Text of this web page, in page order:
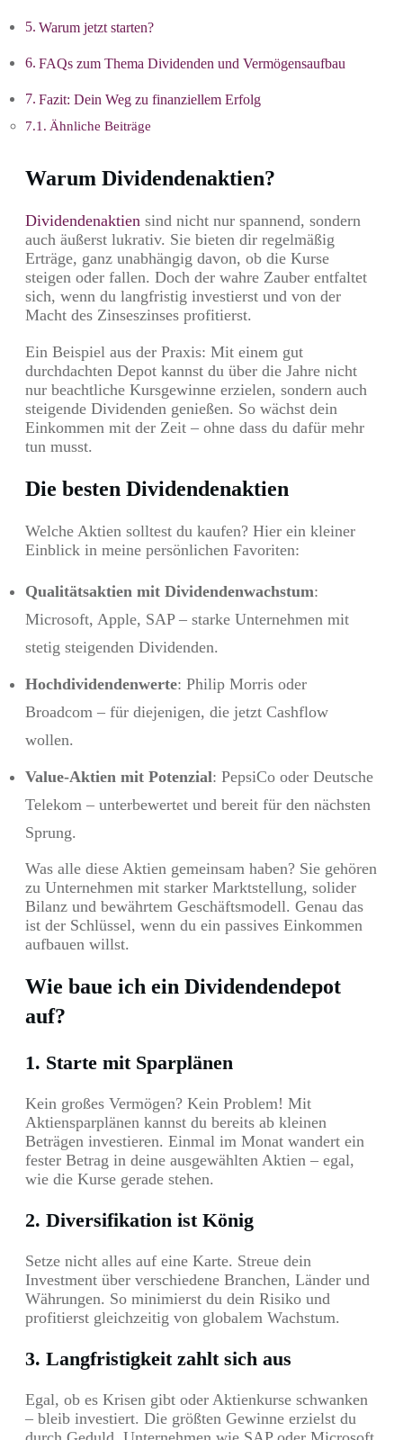
Warum jetzt starten?
FAQs zum Thema Dividenden und Vermögensaufbau
Fazit: Dein Weg zu finanziellem Erfolg
Ähnliche Beiträge
Warum Dividendenaktien?
Dividendenaktien sind nicht nur spannend, sondern
auch äußerst lukrativ. Sie bieten dir regelmäßig
Erträge, ganz unabhängig davon, ob die Kurse
steigen oder fallen. Doch der wahre Zauber entfaltet
sich, wenn du langfristig investierst und von der
Macht des Zinseszinses profitierst.
Ein Beispiel aus der Praxis: Mit einem gut
durchdachten Depot kannst du über die Jahre nicht
nur beachtliche Kursgewinne erzielen, sondern auch
steigende Dividenden genießen. So wächst dein
Einkommen mit der Zeit – ohne dass du dafür mehr
tun musst.
Die besten Dividendenaktien
Welche Aktien solltest du kaufen? Hier ein kleiner
Einblick in meine persönlichen Favoriten:
Qualitätsaktien mit Dividendenwachstum:
Microsoft, Apple, SAP – starke Unternehmen mit
stetig steigenden Dividenden.
Hochdividendenwerte: Philip Morris oder
Broadcom – für diejenigen, die jetzt Cashflow
wollen.
Value-Aktien mit Potenzial: PepsiCo oder Deutsche
Telekom – unterbewertet und bereit für den nächsten
Sprung.
Was alle diese Aktien gemeinsam haben? Sie gehören
zu Unternehmen mit starker Marktstellung, solider
Bilanz und bewährtem Geschäftsmodell. Genau das
ist der Schlüssel, wenn du ein passives Einkommen
aufbauen willst.
Wie baue ich ein Dividendendepot
auf?
1. Starte mit Sparplänen
Kein großes Vermögen? Kein Problem! Mit
Aktiensparplänen kannst du bereits ab kleinen
Beträgen investieren. Einmal im Monat wandert ein
fester Betrag in deine ausgewählten Aktien – egal,
wie die Kurse gerade stehen.
2. Diversifikation ist König
Setze nicht alles auf eine Karte. Streue dein
Investment über verschiedene Branchen, Länder und
Währungen. So minimierst du dein Risiko und
profitierst gleichzeitig von globalem Wachstum.
3. Langfristigkeit zahlt sich aus
Egal, ob es Krisen gibt oder Aktienkurse schwanken
– bleib investiert. Die größten Gewinne erzielst du